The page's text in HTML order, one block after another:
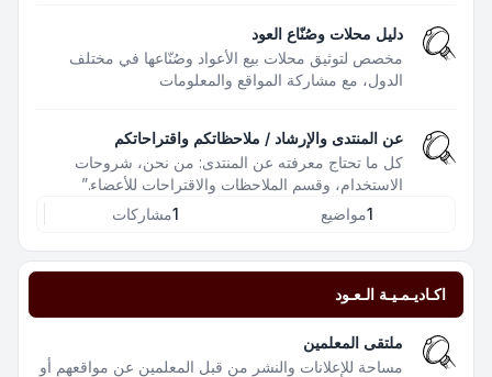
دليل محلات وصُنّاع العود
مخصص لتوثيق محلات بيع الأعواد وصُنّاعها في مختلف
الدول، مع مشاركة المواقع والمعلومات
عن المنتدى والإرشاد / ملاحظاتكم واقتراحاتكم
كل ما تحتاج معرفته عن المنتدى: من نحن، شروحات
الاستخدام، وقسم الملاحظات والاقتراحات للأعضاء.”
1مواضيع 1مشاركات
اكـاديـمـيـة الـعـود
ملتقى المعلمين
مساحة للإعلانات والنشر من قبل المعلمين عن مواقعهم أو